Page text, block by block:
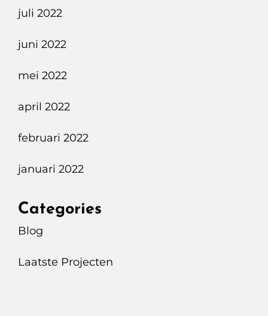
juli 2022
juni 2022
mei 2022
april 2022
februari 2022
januari 2022
Categories
Blog
Laatste Projecten